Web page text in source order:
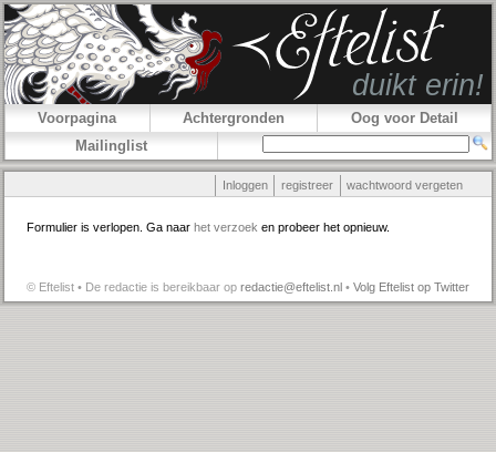
Voorpagina Achtergronden
Oog voor Detail
Mailinglist
Inloggen registreer wachtwoord vergeten
Formulier is verlopen. Ga naar het verzoek en probeer het opnieuw.
© Eftelist • De redactie is bereikbaar op redactie@eftelist.nl • Volg Eftelist op Twitter